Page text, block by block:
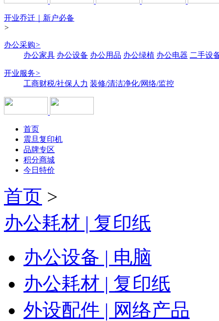
开业乔迁｜新户必备
>
办公采购>
办公家具 办公设备 办公用品 办公绿植 办公电器 二手设
开业服务>
工商财税/社保人力 装修/清洁净化/网络/监控
首页
震旦复印机
品牌专区
积分商城
今日特价
首页 >
办公耗材 | 复印纸
办公设备 | 电脑
办公耗材 | 复印纸
外设配件 | 网络产品